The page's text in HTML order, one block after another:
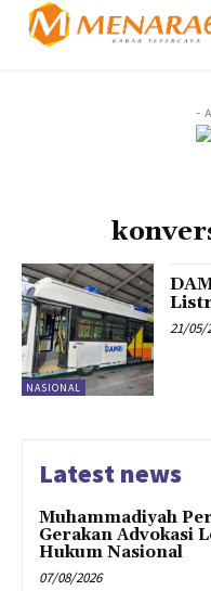
-
NASIONAL
21/05/
Latest news
Muhammadiyah
Gerakan Advokasi
Hukum Nasional
07/08/2026